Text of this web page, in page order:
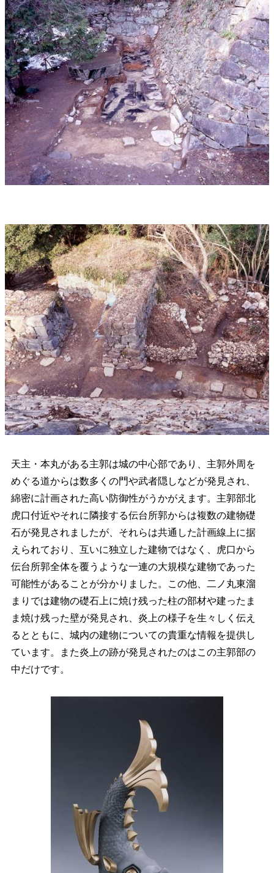
天主・本丸がある主郭は城の中心部であり、主郭外周を
めぐる道からは数多くの門や武者隠しなどが発見され、
綿密に計画された高い防御性がうかがえます。主郭部北
虎口付近やそれに隣接する伝台所郭からは複数の建物礎
石が発見されましたが、それらは共通した計画線上に据
えられており、互いに独立した建物ではなく、虎口から
伝台所郭全体を覆うような一連の大規模な建物であった
可能性があることが分かりました。この他、二ノ丸東溜
まりでは建物の礎石上に焼け残った柱の部材や建ったま
ま焼け残った壁が発見され、炎上の様子を生々しく伝え
るとともに、城内の建物についての貴重な情報を提供し
ています。また炎上の跡が発見されたのはこの主郭部の
中だけです。